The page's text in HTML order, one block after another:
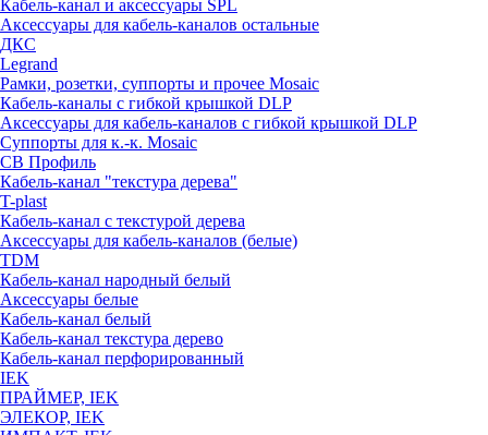
Кабель-канал и аксессуары SPL
Аксессуары для кабель-каналов остальные
ДКС
Legrand
Рамки, розетки, суппорты и прочее Mosaic
Кабель-каналы с гибкой крышкой DLP
Аксессуары для кабель-каналов с гибкой крышкой DLP
Суппорты для к.-к. Mosaic
СВ Профиль
Кабель-канал "текстура дерева"
T-plast
Кабель-канал с текстурой дерева
Аксессуары для кабель-каналов (белые)
TDM
Кабель-канал народный белый
Аксессуары белые
Кабель-канал белый
Кабель-канал текстура дерево
Кабель-канал перфорированный
IEK
ПРАЙМЕР, IEK
ЭЛЕКОР, IEK